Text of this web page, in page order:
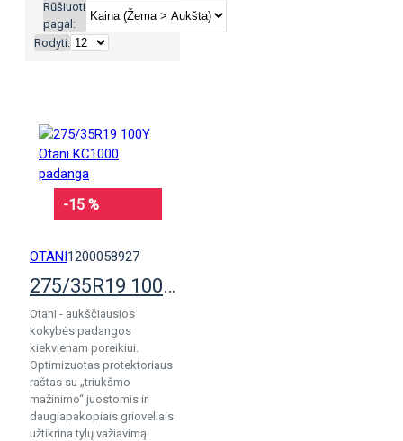
Rūšiuoti
pagal:
Rodyti:
-15 %
OTANI1200058927
275/35R19 100Y Otani KC1000 padanga
Otani - aukščiausios
kokybės padangos
kiekvienam poreikiui.
Optimizuotas protektoriaus
raštas su „triukšmo
mažinimo“ juostomis ir
daugiapakopiais grioveliais
užtikrina tylų važiavimą.